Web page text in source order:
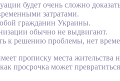
будет очень сложно
затратами.
гражданин Украины.
обычно не выдвигают.
к решению проблемы, нет
прописку места
просрочка может